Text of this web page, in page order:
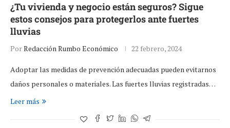
¿Tu vivienda y negocio están seguros? Sigue
estos consejos para protegerlos ante fuertes
lluvias
PorRedacción Rumbo Económico 22 febrero, 2024
Adoptar las medidas de prevención adecuadas pueden evitarnos
daños personales o materiales. Las fuertes lluvias registradas…
Leer más